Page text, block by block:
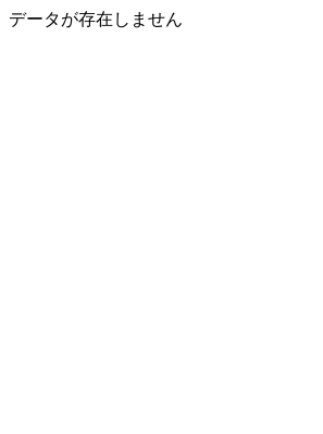
データが存在しません